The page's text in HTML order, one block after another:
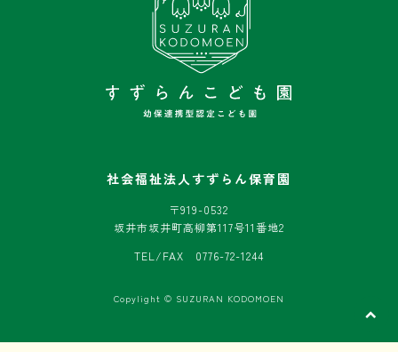
社会福祉法人すずらん保育園
〒919-0532
坂井市坂井町高柳第117号11番地2
TEL/FAX 0776-72-1244
Copylight © SUZURAN KODOMOEN